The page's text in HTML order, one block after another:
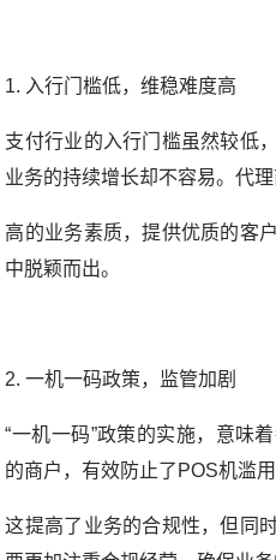
1. 入行门槛低，维稳难度高
支付行业的入行门槛虽然较低
业务的持续增长却不容易。代
高的业务素质，提供优质的客
中脱颖而出。
2. 一机一码政策，监管加剧
“一机一码”政策的实施，意味
的商户，有效防止了POS机滥
这提高了业务的合规性，但同